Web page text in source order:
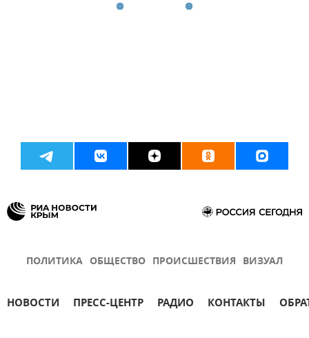
ПОЛИТИКА ОБЩЕСТВО ПРОИСШЕСТВИЯ ВИЗУАЛ
НОВОСТИ ПРЕСС-ЦЕНТР РАДИО КОНТАКТЫ